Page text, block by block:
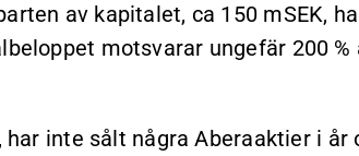
av kapitalet, ca 150 mSEK,
motsvarar ungefär 200 %
inte sålt några Aberaaktier i år